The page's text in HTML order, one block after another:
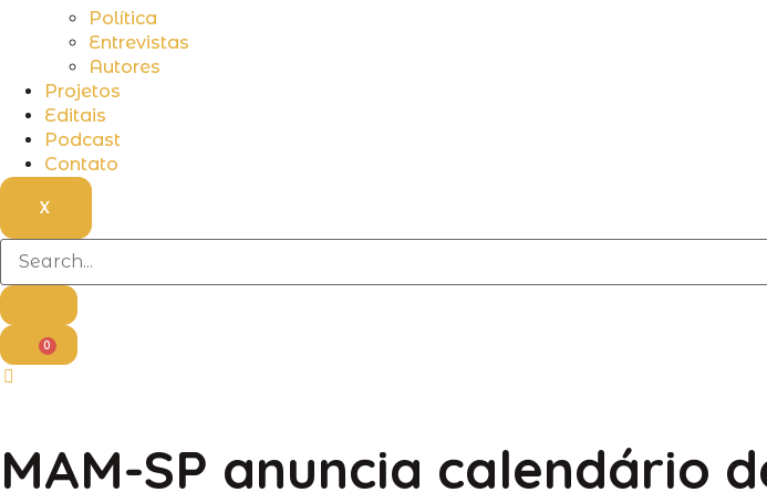
Política
Entrevistas
Autores
Projetos
Editais
Podcast
Contato
X
0
MAM-SP anuncia calendário